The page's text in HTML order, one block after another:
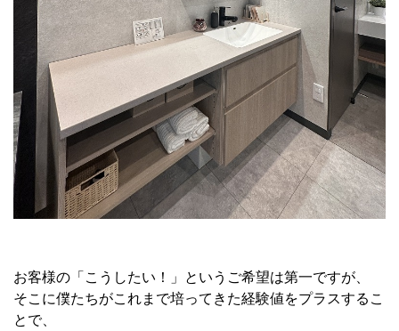
お客様の「こうしたい！」というご希望は第一ですが、
そこに僕たちがこれまで培ってきた経験値をプラスするこ
とで、